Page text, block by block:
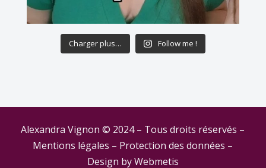
Charger plus… Follow me !
Alexandra Vignon © 2024 – Tous droits réservés –
Mentions légales – Protection des données –
Design byWebmetis